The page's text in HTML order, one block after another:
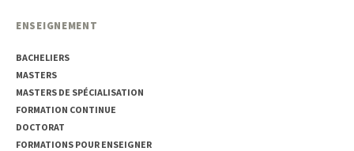
ENSEIGNEMENT
BACHELIERS
MASTERS
MASTERS DE SPÉCIALISATION
FORMATION CONTINUE
DOCTORAT
FORMATIONS POUR ENSEIGNER